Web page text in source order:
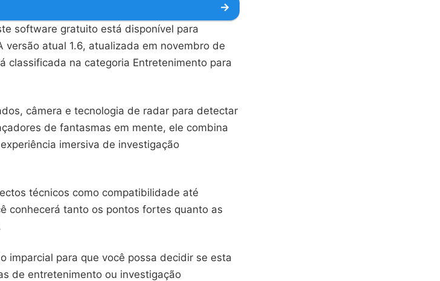
→
software gratuito está disponível para
versão atual 1.6, atualizada em novembro de
classificada na categoria Entretenimento para
câmera e tecnologia de radar para detectar
de fantasmas em mente, ele combina
imersiva de investigação
técnicos como compatibilidade até
conhecerá tanto os pontos fortes quanto as
imparcial para que você possa decidir se esta
de entretenimento ou investigação